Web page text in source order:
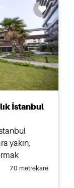
İstanbul
yakın,
bilgi
70 metrekare